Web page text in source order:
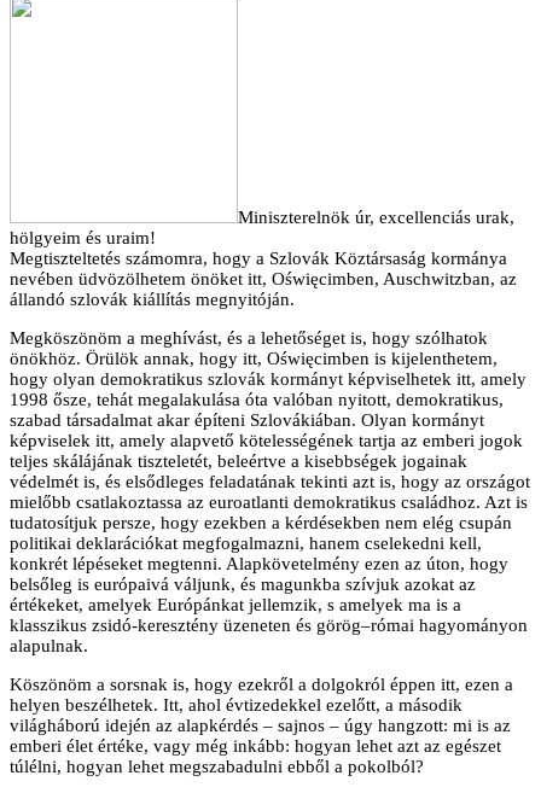
Miniszterelnök úr, excellenciás urak,
hölgyeim és uraim!
Megtiszteltetés számomra, hogy a Szlovák Köztársaság kormánya
nevében üdvözölhetem önöket itt, Oświęcimben, Auschwitzban, az
állandó szlovák kiállítás megnyitóján.
Megköszönöm a meghívást, és a lehetőséget is, hogy szólhatok
önökhöz. Örülök annak, hogy itt, Oświęcimben is kijelenthetem,
hogy olyan demokratikus szlovák kormányt képviselhetek itt, amely
1998 ősze, tehát megalakulása óta valóban nyitott, demokratikus,
szabad társadalmat akar építeni Szlovákiában. Olyan kormányt
képviselek itt, amely alapvető kötelességének tartja az emberi jogok
teljes skálájának tiszteletét, beleértve a kisebbségek jogainak
védelmét is, és elsődleges feladatának tekinti azt is, hogy az országot
mielőbb csatlakoztassa az euroatlanti demokratikus családhoz. Azt is
tudatosítjuk persze, hogy ezekben a kérdésekben nem elég csupán
politikai deklarációkat megfogalmazni, hanem cselekedni kell,
konkrét lépéseket megtenni. Alapkövetelmény ezen az úton, hogy
belsőleg is európaivá váljunk, és magunkba szívjuk azokat az
értékeket, amelyek Európánkat jellemzik, s amelyek ma is a
klasszikus zsidó-keresztény üzeneten és görög–római hagyományon
alapulnak.
Köszönöm a sorsnak is, hogy ezekről a dolgokról éppen itt, ezen a
helyen beszélhetek. Itt, ahol évtizedekkel ezelőtt, a második
világháború idején az alapkérdés – sajnos – úgy hangzott: mi is az
emberi élet értéke, vagy még inkább: hogyan lehet azt az egészet
túlélni, hogyan lehet megszabadulni ebből a pokolból?